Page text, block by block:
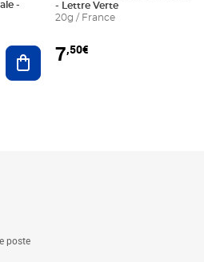
Ajouter au panier
- Lettre Verte
20g / France
7,50€
poste